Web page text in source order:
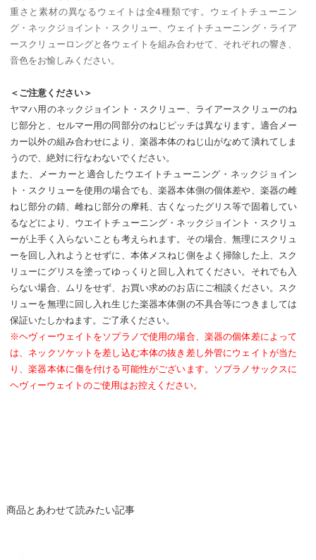
重さと素材の異なるウェイトは全4種類です。ウェイトチューニン
グ・ネックジョイント・スクリュー、ウェイトチューニング・ライア
ースクリューロングと各ウェイトを組み合わせて、それぞれの響き、
音色をお愉しみください。
＜ご注意ください＞
ヤマハ用のネックジョイント・スクリュー、ライアースクリューのね
じ部分と、セルマー用の同部分のねじピッチは異なります。適合メー
カー以外の組み合わせにより、楽器本体のねじ山がなめて潰れてしま
うので、絶対に行なわないでください。
また、メーカーと適合したウエイトチューニング・ネックジョイン
ト・スクリューを使用の場合でも、楽器本体側の個体差や、楽器の雌
ねじ部分の錆、雌ねじ部分の摩耗、古くなったグリス等で固着してい
るなどにより、ウエイトチューニング・ネックジョイント・スクリュ
ーが上手く入らないことも考えられます。その場合、無理にスクリュ
ーを回し入れようとせずに、本体メスねじ側をよく掃除した上、スク
リューにグリスを塗ってゆっくりと回し入れてください。それでも入
らない場合、ムリをせず、お買い求めのお店にご相談ください。スク
リューを無理に回し入れ生じた楽器本体側の不具合等につきましては
保証いたしかねます。ご了承ください。
※ヘヴィーウェイトをソプラノで使用の場合、楽器の個体差によって
は、ネックソケットを差し込む本体の抜き差し外管にウェイトが当た
り、楽器本体に傷を付ける可能性がございます。ソプラノサックスに
ヘヴィーウェイトのご使用はお控えください。
商品とあわせて読みたい記事